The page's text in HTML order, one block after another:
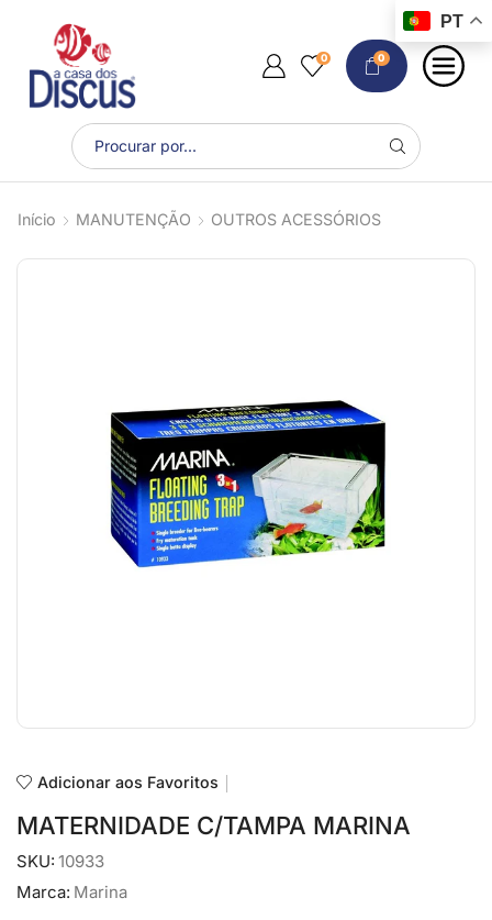
0 0
Início MANUTENÇÃO OUTROS ACESSÓRIOS
Adicionar aos Favoritos
MATERNIDADE C/TAMPA MARINA
SKU: 10933
Marca: Marina
PT